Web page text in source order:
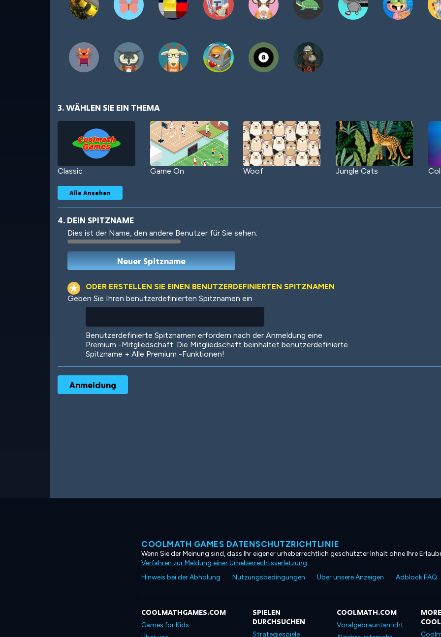
3. WÄHLEN SIE EIN THEMA
Classic Game On Woof Jungle Cats
Robotic International
Ooh! Aah!
Alle Ansehen
4. DEIN SPITZNAME
Dies ist der Name, den andere Benutzer für Sie sehen:
ODER ERSTELLEN SIE EINEN BENUTZERDEFINIERTEN SPITZNAMEN
Geben Sie Ihren benutzerdefinierten Spitznamen ein
Benutzerdefinierte Spitznamen erfordern nach der Anmeldung eine
Premium -Mitgliedschaft. Die Mitgliedschaft beinhaltet benutzerdefinierte
Spitzname + Alle Premium -Funktionen!
COOLMATH GAMES DATENSCHUTZRICHTLINIE
Wenn Sie der Meinung sind, dass Ihr eigener urheberrechtlich geschützter Inhalt ohne Ihre
Verfahren zur Meldung einer Urheberrechtsverletzung.
Hinweis bei der Abholung
Nutzungsbedingungen Über unsere Anzeigen Adblock FAQ
COOLMATHGAMES.COM
Games for Kids
SPIELEN
DURCHSUCHEN
Strategiespiele
COOLMATH.COM
Voralgebraunterricht